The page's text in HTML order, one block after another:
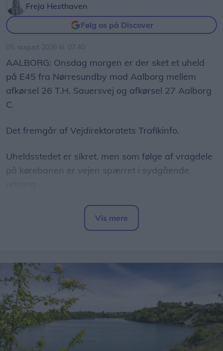
Freja Hesthaven
Følg os på Discover
05. august 2026 kl. 07.40
AALBORG: Onsdag morgen er der sket et uheld
på E45 fra Nørresundby mod Aalborg mellem
afkørsel 26 T.H. Sauersvej og afkørsel 27 Aalborg
C.
Det fremgår af Vejdirektoratets Trafikinfo.
Uheldsstedet er sikret, men som følge af vragdele
på kørebanen er vejen spærret i sydgående
Det endelige arbejde forventes at være færdigt
Vis mere